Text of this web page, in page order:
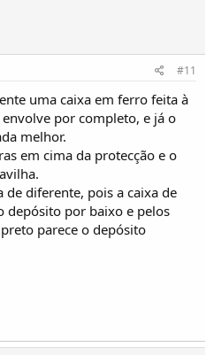
#11
uma caixa em ferro feita à
por completo, e já o
melhor.
em cima da protecção e o
de diferente, pois a caixa de
depósito por baixo e pelos
parece o depósito